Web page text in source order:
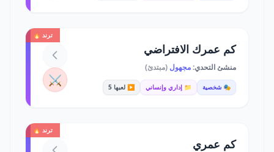
ترند 🔥
كم عمرك الافتراضي
منشئ التحدي:مجهول (مبتدئ)
🎭 شخصية 📁 إداري وإنساني ▶️ لعبها 5 ⚔️
ترند 🔥
كم عمري